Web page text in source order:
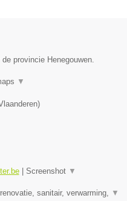
provincie Henegouwen.
▼
)
| Screenshot ▼
sanitair, verwarming, ▼